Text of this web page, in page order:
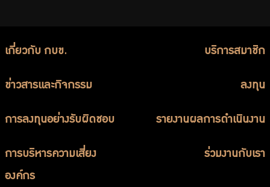
เกี่ยวกับ กบข. บริการสมาชิก
ข่าวสารและกิจกรรม ลงทุน
การลงทุนอย่างรับผิดชอบ รายงานผลการดำเนินงาน
การบริหารความเสี่ยง
องค์กร
ร่วมงานกับเรา